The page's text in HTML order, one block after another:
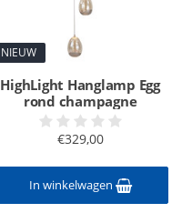
NIEUW
HighLight Hanglamp Egg
rond champagne
€329,00
In winkelwagen